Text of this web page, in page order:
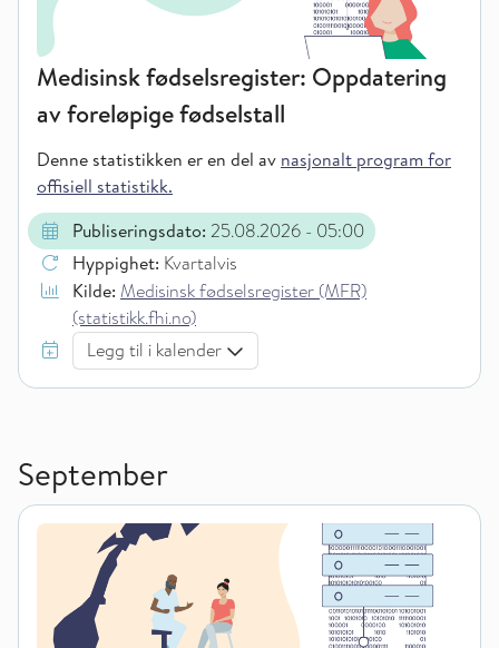
Medisinsk fødselsregister: Oppdatering
av foreløpige fødselstall
Denne statistikken er en del av nasjonalt program for
offisiell statistikk.
Publiseringsdato: 25.08.2026 - 05:00
Hyppighet: Kvartalvis
Kilde: Medisinsk fødselsregister (MFR)
(statistikk.fhi.no)
Legg til i kalender
September